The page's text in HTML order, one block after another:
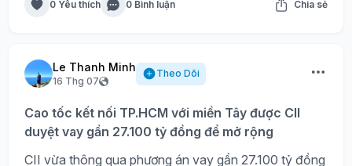
0 Yêu thích 0 Bình luận Chia sẻ
Le Thanh Minh
16 Thg 07
Theo Dõi
Cao tốc kết nối TP.HCM với miền Tây được CII
duyệt vay gần 27.100 tỷ đồng để mở rộng
CII vừa thông qua phương án vay gần 27.100 tỷ đồng